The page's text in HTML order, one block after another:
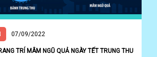
07/09/2022
TRÍ MÂM NGŨ QUẢ NGÀY TẾT TRUNG THU